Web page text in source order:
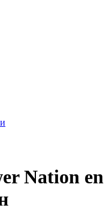
Nation en